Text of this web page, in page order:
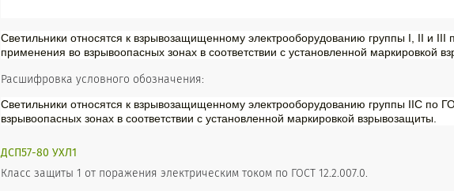
Светильники относятся к взрывозащищенному электрооборудованию группы I, II и
применения во взрывоопасныхзонах в соответствии с установленной
Расшифровка условного обозначения:
Светильники относятся к взрывозащищенному электрооборудованию группы IIС по
взрывоопасных зонах в соответствии с установленной маркировкой взрывозащиты.
ДСП57-80 УХЛ1
Класс защиты 1 от поражения электрическим током по ГОСТ 12.2.007.0.